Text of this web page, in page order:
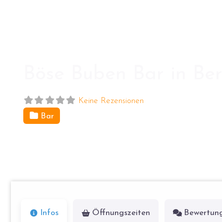
Keine Rezensionen
Bar
Infos Öffnungszeiten